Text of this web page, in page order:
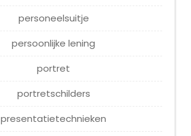
personeelsuitje
persoonlijke lening
portret
portretschilders
presentatietechnieken